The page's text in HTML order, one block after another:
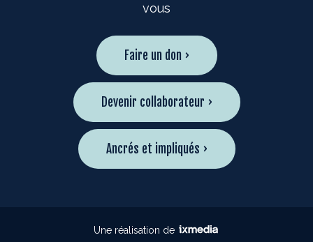
vous
Faire un don ›
Devenir collaborateur ›
Ancrés et impliqués ›
Une réalisation de